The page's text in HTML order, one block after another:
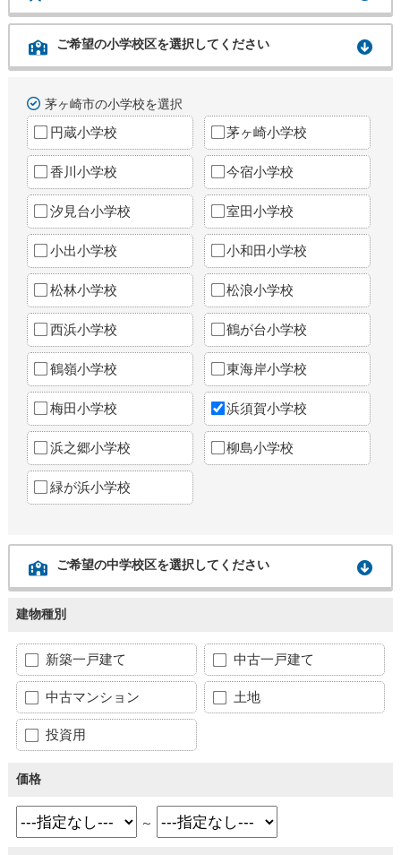
ご希望の小学校区を選択してください
茅ヶ崎市の小学校を選択
円蔵小学校 茅ヶ崎小学校
香川小学校 今宿小学校
汐見台小学校 室田小学校
小出小学校 小和田小学校
松林小学校 松浪小学校
西浜小学校 鶴が台小学校
鶴嶺小学校 東海岸小学校
梅田小学校 浜須賀小学校
浜之郷小学校 柳島小学校
緑が浜小学校
ご希望の中学校区を選択してください
建物種別
新築一戸建て 中古一戸建て
中古マンション 土地
投資用
価格
～